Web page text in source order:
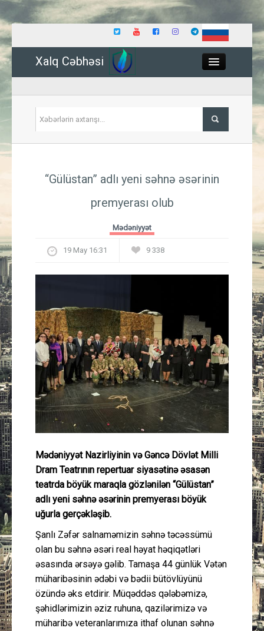
Xalq Cəbhəsi
İqtisadiyyat
Güney Azərbaycan
Müsahibə
İdman
Layihə
Gündəm
Cəmiyyət
Peşə etikası
“Gülüstan” adlı yeni səhnə əsərinin
premyerası olub
Mədəniyyət
19 May 16:31 9 338
Mədəniyyət Nazirliyinin və Gəncə Dövlət Milli
Dram Teatrının repertuar siyasətinə əsasən
teatrda böyük maraqla gözlənilən “Gülüstan”
adlı yeni səhnə əsərinin premyerası böyük
uğurla gerçəkləşib.
Şanlı Zəfər salnaməmizin səhnə təcəssümü
olan bu səhnə əsəri real həyat həqiqətləri
əsasında ərsəyə gəlib. Tamaşa 44 günlük Vətən
müharibəsinin ədəbi və bədii bütövlüyünü
özündə əks etdirir. Müqəddəs qələbəmizə,
şəhidlərimizin əziz ruhuna, qazilərimizə və
müharibə veteranlarımıza ithaf olunan səhnə